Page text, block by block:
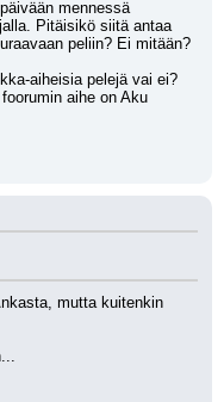
mennessä
Pitäisikö siitä antaa
peliin? Ei mitään?
aiheisia pelejä vai ei?
aihe on Aku
mutta kuitenkin